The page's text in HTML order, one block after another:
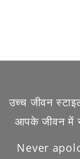
उच्च जीवन
आपके जीवन में
Never